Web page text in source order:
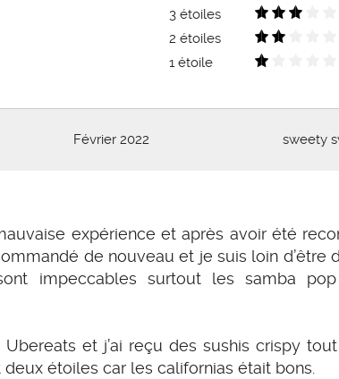
3 étoiles
2 étoiles
1 étoile
Février 2022 sweety
expérience et après avoir été
de nouveau et je suis loin d’être
impeccables surtout les samba
Ubereats et j’ai reçu des sushis crispy
deux étoiles car les californias était bons.